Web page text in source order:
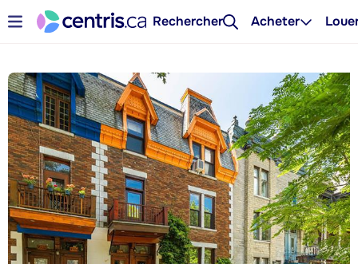
Rechercher Acheter